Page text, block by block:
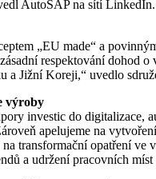
AutoSAP na sítí LinkedIn.
„EU made“ a
respektování dohod
a Jižní Koreji,“ uvedlo
výroby
investic do digitalizace,
apelujeme na
transformační opatření
a udržení pracovních